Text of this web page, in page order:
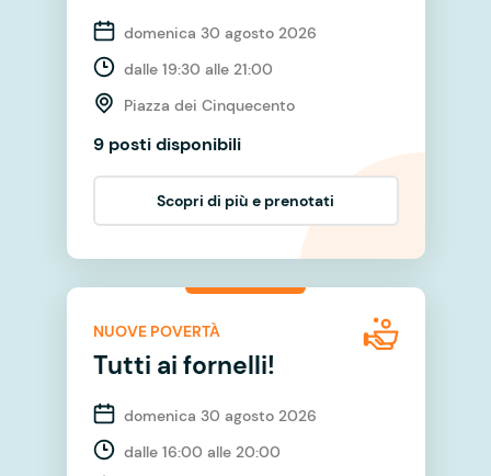
domenica 30 agosto 2026
dalle 19:30 alle 21:00
Piazza dei Cinquecento
9 posti disponibili
Scopri di più e prenotati
NUOVE POVERTÀ
Tutti ai fornelli!
domenica 30 agosto 2026
dalle 16:00 alle 20:00